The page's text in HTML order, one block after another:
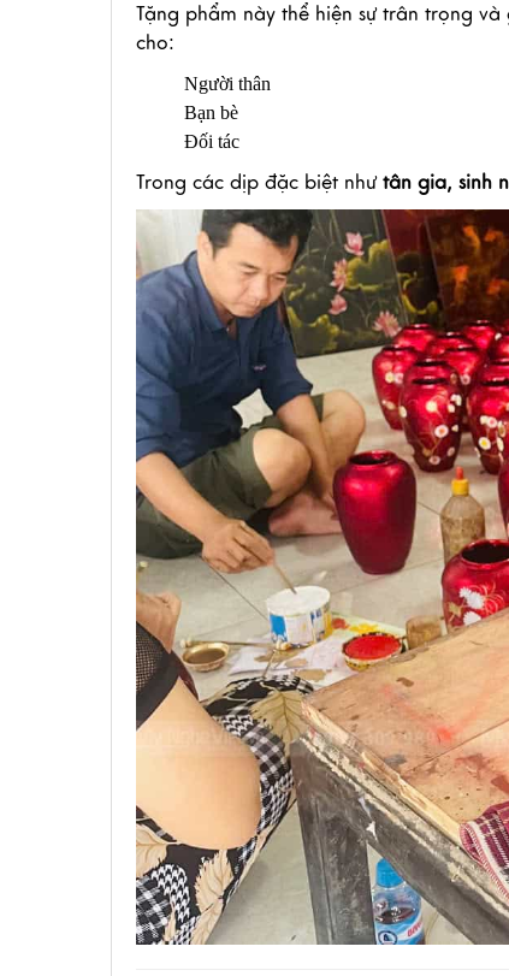
Tặng phẩm này thể hiện sự trân trọng
cho:
Người thân
Bạn bè
Đối tác
Trong các dịp đặc biệt như tân gia, sinh